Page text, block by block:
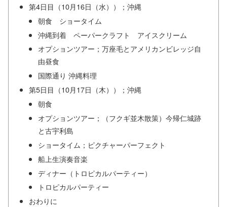
第4日目（10月16日（水））；沖縄
朝食 ショータイム
沖縄到着 ペーパークラフト アイスクリーム
オプションツアー；万座毛とアメリカンビレッジ自
由昼食
国際通り 沖縄料理
第5日目（10月17日（木））；沖縄
朝食
オプションツアー；（フクギ並木散策）今帰仁城跡
と古宇利島
ショータイム；ピクチャーパーフェクト
船上生演奏音楽
ディナー（トロピカルパーティー）
トロピカルパーティー
おわりに